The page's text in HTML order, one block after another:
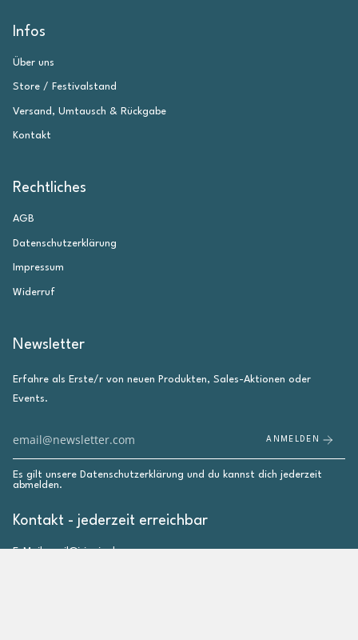
Infos
Über uns
Store / Festivalstand
Versand, Umtausch & Rückgabe
Kontakt
Rechtliches
AGB
Datenschutzerklärung
Impressum
Widerruf
Newsletter
Erfahre als Erste/r von neuen Produkten, Sales-Aktionen oder
Events.
ANMELDEN
Es gilt unsere Datenschutzerklärung und du kannst dich jederzeit
abmelden.
Kontakt - jederzeit erreichbar
E-Mail: mail@irieginal.com